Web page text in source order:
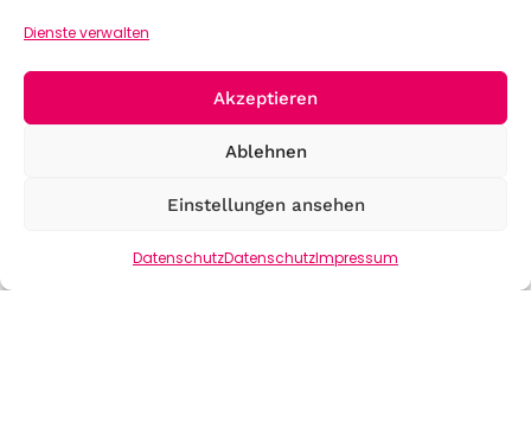
Dienste verwalten
Akzeptieren
Ablehnen
Einstellungen ansehen
DatenschutzDatenschutzImpressum